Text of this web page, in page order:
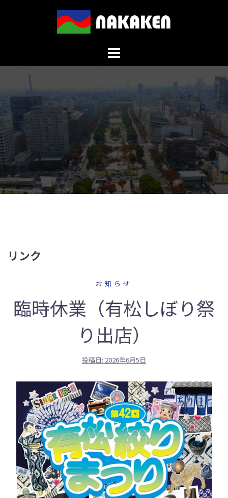
キ
ッ
プ
リンク
お知らせ
臨時休業（有松しぼり祭
り出店）
投稿日: 2026年6月5日